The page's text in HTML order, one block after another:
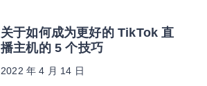
关于如何成为更好的 TikTok 直
播主机的 5 个技巧
2022 年 4 月 14 日